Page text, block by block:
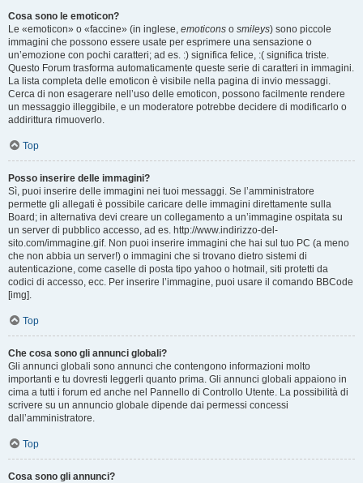
Cosa sono le emoticon?
Le «emoticon» o «faccine» (in inglese, emoticons o smileys) sono piccole
immagini che possono essere usate per esprimere una sensazione o
un’emozione con pochi caratteri; ad es. :) significa felice, :( significa triste.
Questo Forum trasforma automaticamente queste serie di caratteri in immagini.
La lista completa delle emoticon è visibile nella pagina di invio messaggi.
Cerca di non esagerare nell’uso delle emoticon, possono facilmente rendere
un messaggio illeggibile, e un moderatore potrebbe decidere di modificarlo o
addirittura rimuoverlo.
Top
Posso inserire delle immagini?
Sì, puoi inserire delle immagini nei tuoi messaggi. Se l’amministratore
permette gli allegati è possibile caricare delle immagini direttamente sulla
Board; in alternativa devi creare un collegamento a un’immagine ospitata su
un server di pubblico accesso, ad es. http://www.indirizzo-del-
sito.com/immagine.gif. Non puoi inserire immagini che hai sul tuo PC (a meno
che non abbia un server!) o immagini che si trovano dietro sistemi di
autenticazione, come caselle di posta tipo yahoo o hotmail, siti protetti da
codici di accesso, ecc. Per inserire l’immagine, puoi usare il comando BBCode
[img].
Top
Che cosa sono gli annunci globali?
Gli annunci globali sono annunci che contengono informazioni molto
importanti e tu dovresti leggerli quanto prima. Gli annunci globali appaiono in
cima a tutti i forum ed anche nel Pannello di Controllo Utente. La possibilità di
scrivere su un annuncio globale dipende dai permessi concessi
dall’amministratore.
Top
Cosa sono gli annunci?